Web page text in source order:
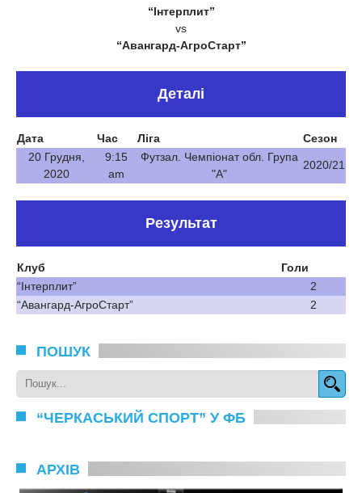
“Інтерплит”
vs
“Авангард-АгроСтарт”
Деталі
Дата Час Ліга
Сезон
20 Грудня,
2020
9:15
am
Футзал. Чемпіонат обл. Група
"А"
2020/21
Результат
Клуб
Голи
“Інтерплит”
2
“Авангард-АгроСтарт”
2
ПОШУК
“ЧЕРКАСЬКИЙ СПОРТ” У ФБ
АРХІВ